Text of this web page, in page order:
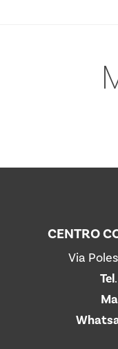
CENTRO
Via
Tel.